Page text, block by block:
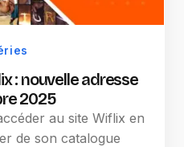
: nouvelle adresse
2025
au site Wiflix en
de son catalogue